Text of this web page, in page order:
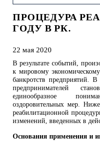
ПРОЦЕДУРА
ГОДУ В РК.
22 мая 2020
В результате событий,
к мировому
банкротств предприятий. В
предпринимателей
единообразное
оздоровительных мер.
реабилитационной
изменений, введенных в
Основания применения и